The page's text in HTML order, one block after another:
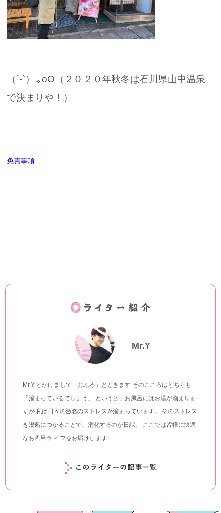
（´-`）.｡oO（２０２０年秋冬は石川県山中温泉
で決まりや！）
免責事項
Mr.Y
Mr.Y とかけまして「おふろ」とときます そのこころはどちらも
「溜まっているでしょう」 というと、お風呂にはお湯が溜まりま
すが 私は日々の激務のストレスが溜まっています。 そのストレス
を湯船につかることで、消化するのが日課。 ここでは皆様に快適
なお風呂ラ イフをお届けします!